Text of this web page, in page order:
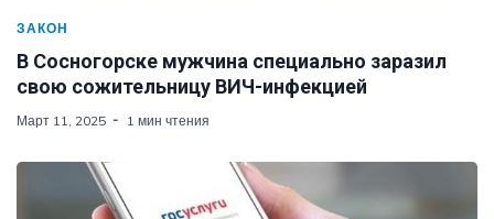
ЗАКОН
В Сосногорске мужчина специально заразил
свою сожительницу ВИЧ-инфекцией
Март 11, 2025 1 мин чтения